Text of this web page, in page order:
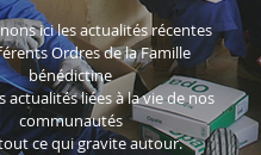
ici les actualités récentes
Ordres de la Famille
bénédictine
actualités liées à la vie de nos
communautés
ce qui gravite autour.